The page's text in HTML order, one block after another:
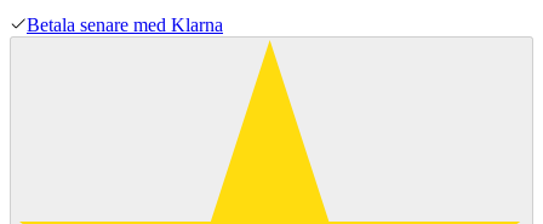
Betala senare med Klarna